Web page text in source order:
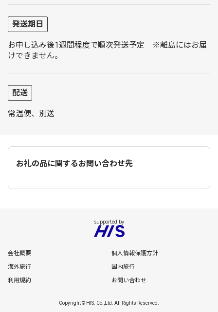
発送期日
お申し込み後1週間程度で順次発送予定 ※離島にはお届
けできません。
配送
常温便、別送
お礼の品に関するお問い合わせ先
会社概要
個人情報保護方針
海外旅行
国内旅行
利用規約
お問い合わせ
Copyright © HIS. Co.,Ltd. All Rights Reserved.